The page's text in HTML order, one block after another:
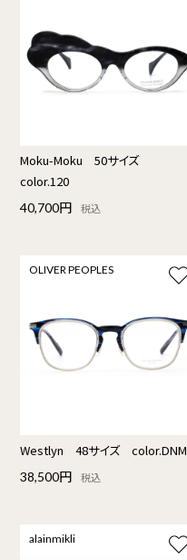
Moku-Moku 50サイズ
color.120
40,700円 税込
OLIVER PEOPLES
Westlyn 48サイズ color.DNM
38,500円 税込
alainmikli